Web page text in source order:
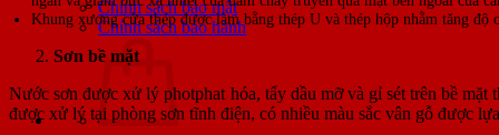
Chính sách bảo mật
Chính sách bảo hành
Khung xương cửa thép được làm bằng thép U và thép hộp nhằm tăng độ
Sơn bề mặt
Nước sơn được xử lý photphat hóa, tẩy dầu mỡ và gỉ sét trên bề
được xử lý tại phòng sơn tĩnh điện, có nhiều màu sắc vân gỗ được